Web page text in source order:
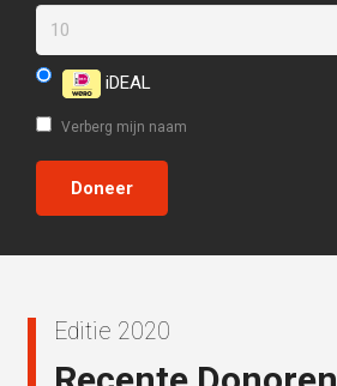
iDEAL
Verberg mijn naam
Editie 2020